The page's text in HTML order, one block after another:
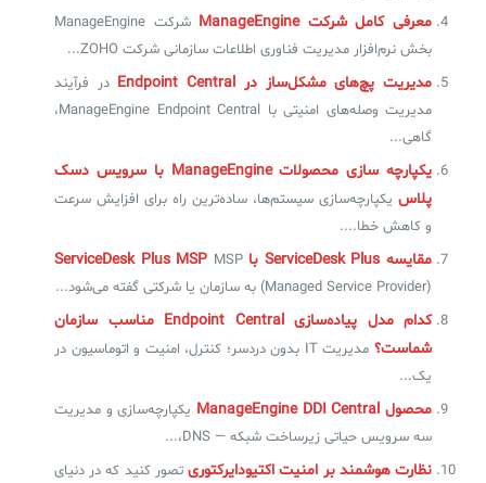
معرفی کامل شرکت ManageEngine
شرکت ManageEngine
بخش نرم‌افزار مدیریت فناوری اطلاعات سازمانی شرکت ZOHO...
مدیریت پچ‌های مشکل‌ساز در Endpoint Central
در فرآیند
مدیریت وصله‌های امنیتی با ManageEngine Endpoint Central،
گاهی...
یکپارچه سازی محصولات ManageEngine با سرویس دسک
پلاس یکپارچه‌سازی سیستم‌ها، ساده‌ترین راه برای افزایش سرعت
و کاهش خطا....
مقایسه ServiceDesk Plus با ServiceDesk Plus MSP
MSP
(Managed Service Provider) به سازمان یا شرکتی گفته می‌شود...
کدام مدل پیاده‌سازی Endpoint Central مناسب سازمان
شماست؟
مدیریت IT بدون دردسر؛ کنترل، امنیت و اتوماسیون در
یک...
محصول ManageEngine DDI Central
یکپارچه‌سازی و مدیریت
سه سرویس حیاتی زیرساخت شبکه — DNS،...
نظارت هوشمند بر امنیت اکتیودایرکتوری تصور کنید که در دنیای